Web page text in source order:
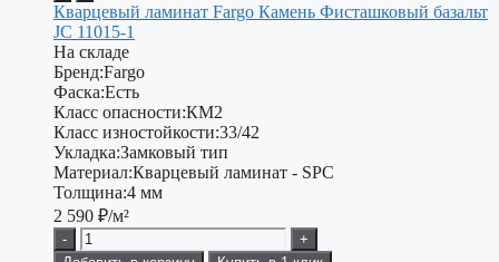
Кварцевый ламинат Fargo Камень Фисташковый базальт
JC 11015-1
На складе
Бренд:Fargo
Фаска:Есть
Класс опасности:КМ2
Класс изностойкости:33/42
Укладка:Замковый тип
Материал:Кварцевый ламинат - SPC
Толщина:4 мм
2 590 ₽/м²
-
+